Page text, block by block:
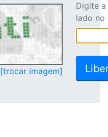
[trocar imagem]
Digite
lado no